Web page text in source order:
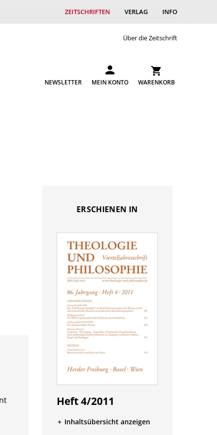
ZEITSCHRIFTEN VERLAG INFO
Über die Zeitschrift
NEWSLETTER MEIN KONTO WARENKORB
ERSCHIENEN IN
Heft 4/2011
Inhaltsübersicht anzeigen